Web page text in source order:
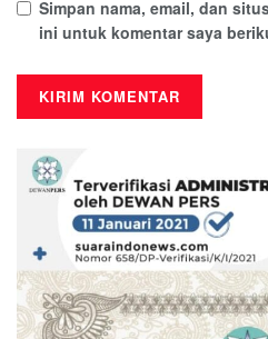
Simpan nama, email, dan
ini untuk komentar saya